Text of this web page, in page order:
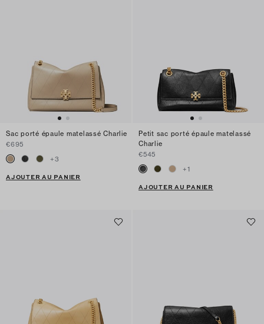
Sac porté épaule matelassé Charlie
€695
+3
AJOUTER AU PANIER
Petit sac porté épaule matelassé
Charlie
€545
+1
AJOUTER AU PANIER